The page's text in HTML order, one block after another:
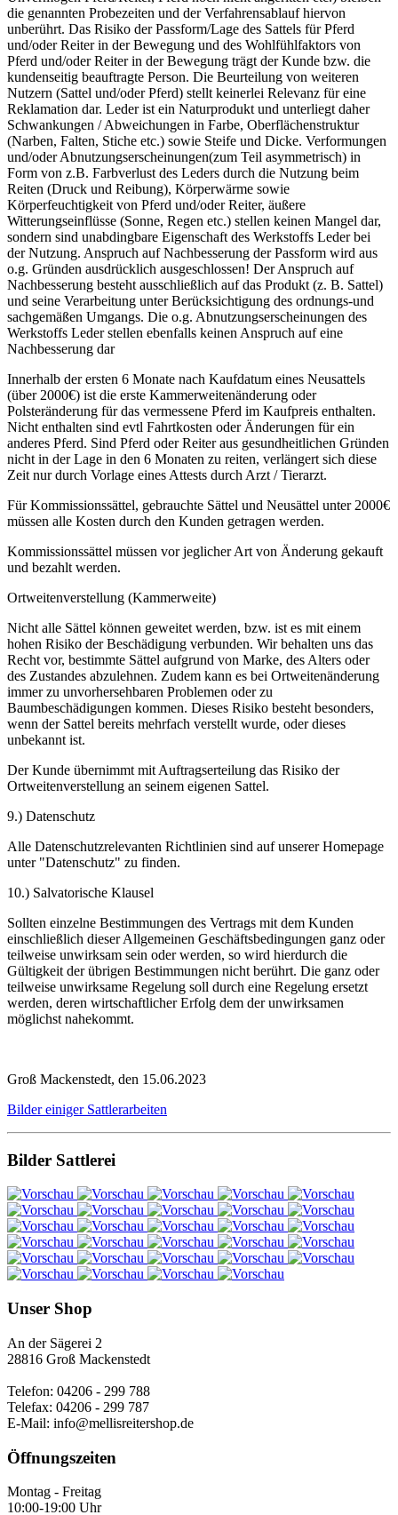
die genannten Probezeiten und der Verfahrensablauf hiervon
unberührt. Das Risiko der Passform/Lage des Sattels für Pferd
und/oder Reiter in der Bewegung und des Wohlfühlfaktors von
Pferd und/oder Reiter in der Bewegung trägt der Kunde bzw. die
kundenseitig beauftragte Person. Die Beurteilung von weiteren
Nutzern (Sattel und/oder Pferd) stellt keinerlei Relevanz für eine
Reklamation dar. Leder ist ein Naturprodukt und unterliegt daher
Schwankungen / Abweichungen in Farbe, Oberflächenstruktur
(Narben, Falten, Stiche etc.) sowie Steife und Dicke. Verformungen
und/oder Abnutzungserscheinungen(zum Teil asymmetrisch) in
Form von z.B. Farbverlust des Leders durch die Nutzung beim
Reiten (Druck und Reibung), Körperwärme sowie
Körperfeuchtigkeit von Pferd und/oder Reiter, äußere
Witterungseinflüsse (Sonne, Regen etc.) stellen keinen Mangel dar,
sondern sind unabdingbare Eigenschaft des Werkstoffs Leder bei
der Nutzung. Anspruch auf Nachbesserung der Passform wird aus
o.g. Gründen ausdrücklich ausgeschlossen! Der Anspruch auf
Nachbesserung besteht ausschließlich auf das Produkt (z. B. Sattel)
und seine Verarbeitung unter Berücksichtigung des ordnungs-und
sachgemäßen Umgangs. Die o.g. Abnutzungserscheinungen des
Werkstoffs Leder stellen ebenfalls keinen Anspruch auf eine
Nachbesserung dar
Innerhalb der ersten 6 Monate nach Kaufdatum eines Neusattels
(über 2000€) ist die erste Kammerweitenänderung oder
Polsteränderung für das vermessene Pferd im Kaufpreis enthalten.
Nicht enthalten sind evtl Fahrtkosten oder Änderungen für ein
anderes Pferd. Sind Pferd oder Reiter aus gesundheitlichen Gründen
nicht in der Lage in den 6 Monaten zu reiten, verlängert sich diese
Zeit nur durch Vorlage eines Attests durch Arzt / Tierarzt.
Für Kommissionssättel, gebrauchte Sättel und Neusättel unter 2000€
müssen alle Kosten durch den Kunden getragen werden.
Kommissionssättel müssen vor jeglicher Art von Änderung gekauft
und bezahlt werden.
Ortweitenverstellung (Kammerweite)
Nicht alle Sättel können geweitet werden, bzw. ist es mit einem
hohen Risiko der Beschädigung verbunden. Wir behalten uns das
Recht vor, bestimmte Sättel aufgrund von Marke, des Alters oder
des Zustandes abzulehnen. Zudem kann es bei Ortweitenänderung
immer zu unvorhersehbaren Problemen oder zu
Baumbeschädigungen kommen. Dieses Risiko besteht besonders,
wenn der Sattel bereits mehrfach verstellt wurde, oder dieses
unbekannt ist.
Der Kunde übernimmt mit Auftragserteilung das Risiko der
Ortweitenverstellung an seinem eigenen Sattel.
9.) Datenschutz
Alle Datenschutzrelevanten Richtlinien sind auf unserer Homepage
unter "Datenschutz" zu finden.
10.) Salvatorische Klausel
Sollten einzelne Bestimmungen des Vertrags mit dem Kunden
einschließlich dieser Allgemeinen Geschäftsbedingungen ganz oder
teilweise unwirksam sein oder werden, so wird hierdurch die
Gültigkeit der übrigen Bestimmungen nicht berührt. Die ganz oder
teilweise unwirksame Regelung soll durch eine Regelung ersetzt
werden, deren wirtschaftlicher Erfolg dem der unwirksamen
möglichst nahekommt.
Groß Mackenstedt, den 15.06.2023
Bilder einiger Sattlerarbeiten
Bilder Sattlerei
Unser Shop
An der Sägerei 2
28816 Groß Mackenstedt
Telefon: 04206 - 299 788
Telefax: 04206 - 299 787
E-Mail: info@mellisreitershop.de
Öffnungszeiten
Montag - Freitag
10:00-19:00 Uhr